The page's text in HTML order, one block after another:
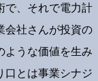
で、それで電力計
会社さんが投資の
ような価値を生み
口とは事業シナジ